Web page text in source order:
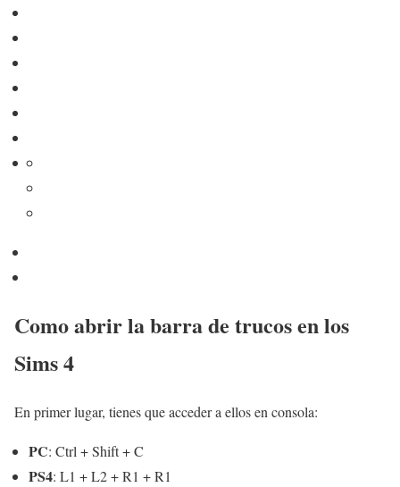
Como abrir la barra de trucos en los
Sims 4
En primer lugar, tienes que acceder a ellos en consola:
PC: Ctrl + Shift + C
PS4: L1 + L2 + R1 + R1